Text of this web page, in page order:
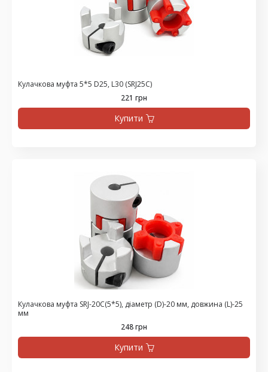
Кулачкова муфта 5*5 D25, L30 (SRJ25C)
221 грн
Купити
Кулачкова муфта SRJ-20C(5*5), діаметр (D)-20 мм, довжина (L)-25
мм
248 грн
Купити